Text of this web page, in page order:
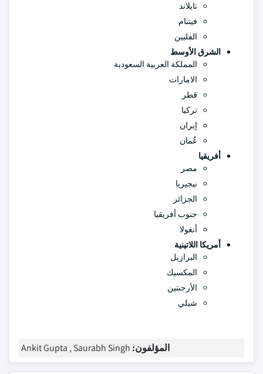
تايلاند
فيتنام
الفلبين
الشرق الأوسط
المملكة العربية السعودية
الامارات
قطر
تركيا
إيران
عُمان
أفريقيا
مصر
نيجيريا
الجزائر
جنوب أفريقيا
أنغولا
أمريكا اللاتينية
البرازيل
المكسيك
الأرجنتين
شيلي
المؤلفون: Ankit Gupta , Saurabh Singh